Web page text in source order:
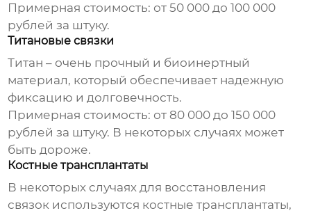
Примерная стоимость: от 50 000 до 100 000
рублей за штуку.
Титановые связки
Титан – очень прочный и биоинертный
материал, который обеспечивает надежную
фиксацию и долговечность.
Примерная стоимость: от 80 000 до 150 000
рублей за штуку. В некоторых случаях может
быть дороже.
Костные трансплантаты
В некоторых случаях для восстановления
связок используются костные трансплантаты,